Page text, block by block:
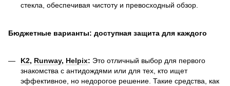
стекла, обеспечивая чистоту и превосходный обзор.
Бюджетные варианты: доступная защита для каждого
K2, Runway, Helpix: Это отличный выбор для первого
знакомства с антидождями или для тех, кто ищет
эффективное, но недорогое решение. Такие средства, как